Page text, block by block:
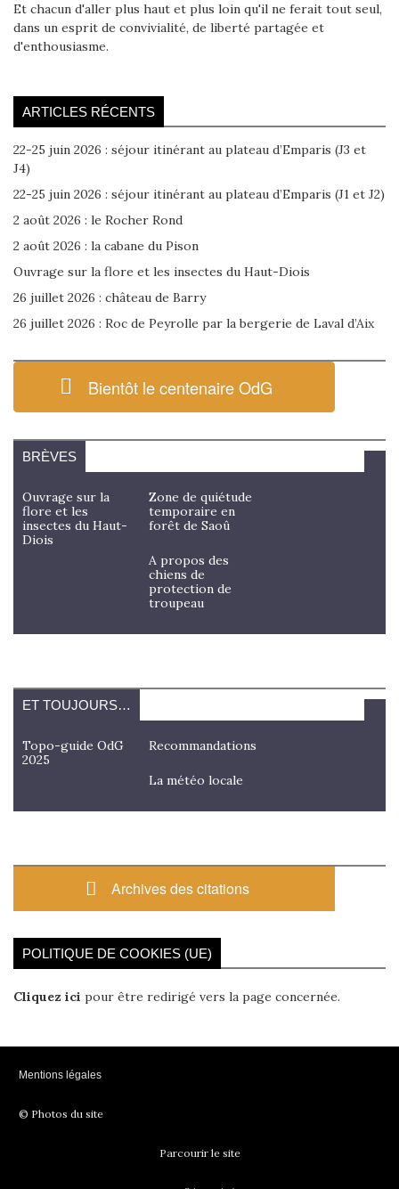
Et chacun d'aller plus haut et plus loin qu'il ne ferait tout seul,
dans un esprit de convivialité, de liberté partagée et
d'enthousiasme.
ARTICLES RÉCENTS
22-25 juin 2026 : séjour itinérant au plateau d’Emparis (J3 et
J4)
22-25 juin 2026 : séjour itinérant au plateau d’Emparis (J1 et J2)
2 août 2026 : le Rocher Rond
2 août 2026 : la cabane du Pison
Ouvrage sur la flore et les insectes du Haut-Diois
26 juillet 2026 : château de Barry
26 juillet 2026 : Roc de Peyrolle par la bergerie de Laval d’Aix
Bientôt le centenaire OdG
BRÈVES
Ouvrage sur la
flore et les
insectes du Haut-
Diois
Zone de quiétude
temporaire en
forêt de Saoû
A propos des
chiens de
protection de
troupeau
ET TOUJOURS…
Topo-guide OdG
2025
Recommandations
La météo locale
Archives des citations
POLITIQUE DE COOKIES (UE)
Cliquez ici pour être redirigé vers la page concernée.
Mentions légales
© Photos du site
Parcourir le site